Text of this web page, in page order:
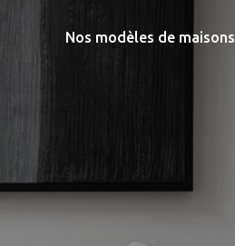
Nos modèles de maisons